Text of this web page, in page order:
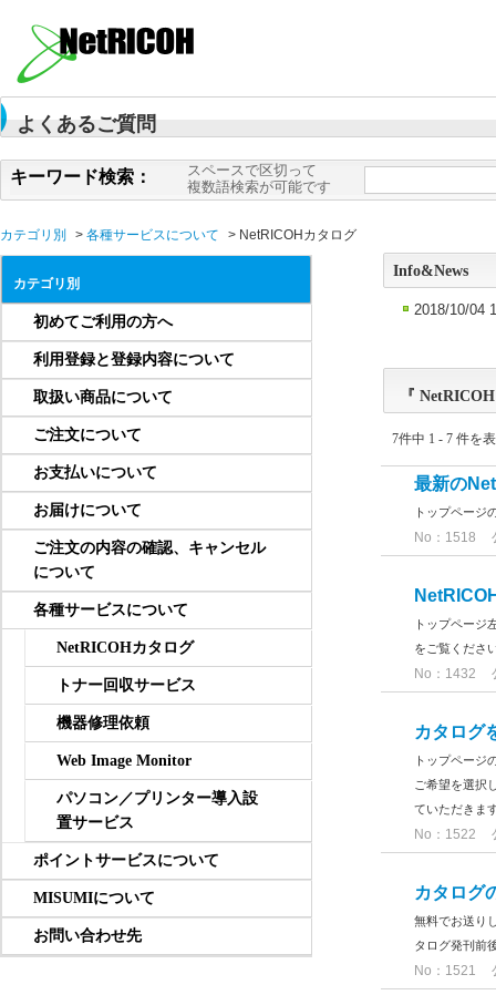
よくあるご質問
キーワード検索：
スペースで区切って
複数語検索が可能です
カテゴリ別 > 各種サービスについて > NetRICOHカタログ
カテゴリ別
初めてご利用の方へ
利用登録と登録内容について
取扱い商品について
ご注文について
お支払いについて
お届けについて
ご注文の内容の確認、キャンセル
について
各種サービスについて
NetRICOHカタログ
トナー回収サービス
機器修理依頼
Web Image Monitor
パソコン／プリンター導入設
置サービス
ポイントサービスについて
MISUMIについて
お問い合わせ先
Info&News
2018/10/04
『
7件中 1 - 7 件を
最新の
トップページ
No：1518
トップページ
をご覧くださ
No：1432
カタログ
トップページ
ご希望を選択
ていただきま
No：1522
カタログ
無料でお送り
タログ発刊前
No：1521